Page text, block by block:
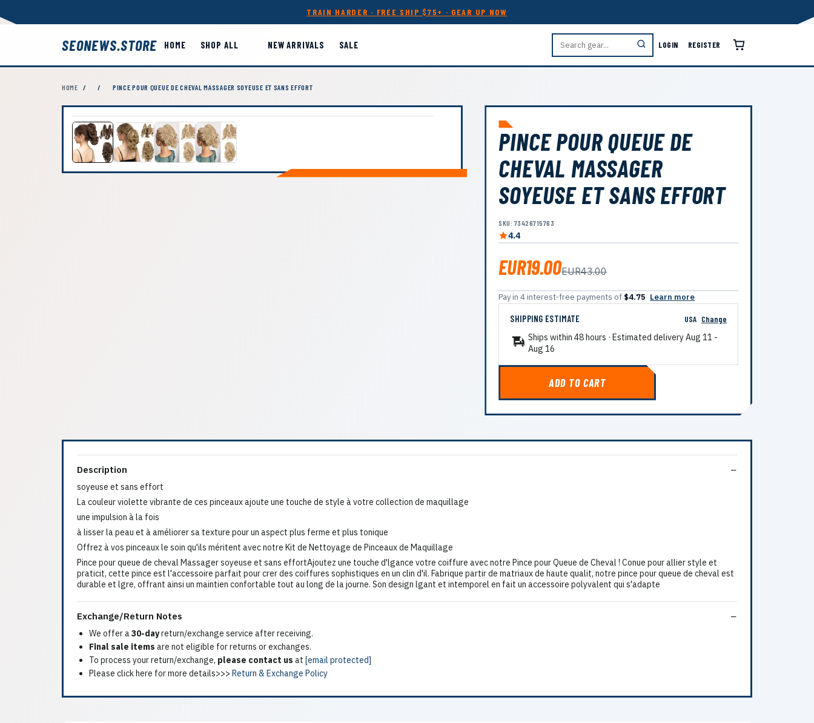
TRAIN HARDER · FREE SHIP $75+ · GEAR UP NOW
SEONEWS.STORE HOME SHOP ALL NEW ARRIVALS SALE LOGIN REGISTER
HOME / / PINCE POUR QUEUE DE CHEVAL MASSAGER SOYEUSE ET SANS EFFORT
PINCE POUR QUEUE DE
CHEVAL MASSAGER
SOYEUSE ET SANS EFFORT
SKU: 73426715763
4.4
EUR19.00EUR43.00
Pay in 4 interest-free payments of $4.75 Learn more
SHIPPING ESTIMATE USA Change
Ships within 48 hours · Estimated deliveryAug 11 -
Aug 16
ADD TO CART
Description
soyeuse et sans effort
La couleur violette vibrante de ces pinceaux ajoute une touche de style à votre collection de maquillage
une impulsion à la fois
à lisser la peau et à améliorer sa texture pour un aspect plus ferme et plus tonique
Offrez à vos pinceaux le soin qu'ils méritent avec notre Kit de Nettoyage de Pinceaux de Maquillage
Pince pour queue de cheval Massager soyeuse et sans effortAjoutez une touche d'lgance votre coiffure avec notre Pince pour Queue de Cheval ! Conue pour allier style et
praticit, cette pince est l'accessoire parfait pour crer des coiffures sophistiques en un clin d'il. Fabrique partir de matriaux de haute qualit, notre pince pour queue de cheval est
durable et lgre, offrant ainsi un maintien confortable tout au long de la journe. Son design lgant et intemporel en fait un accessoire polyvalent qui s'adapte
Exchange/Return Notes
We offer a30-dayreturn/exchange service after receiving.
Final sale items are not eligible for returns or exchanges.
To process your return/exchange, please contact us at [email protected]
Please click here for more details>>> Return & Exchange Policy